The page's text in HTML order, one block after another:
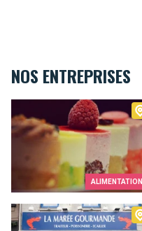
NOS ENTREPRISES
ALIMENTATION
La Marée Gourmande